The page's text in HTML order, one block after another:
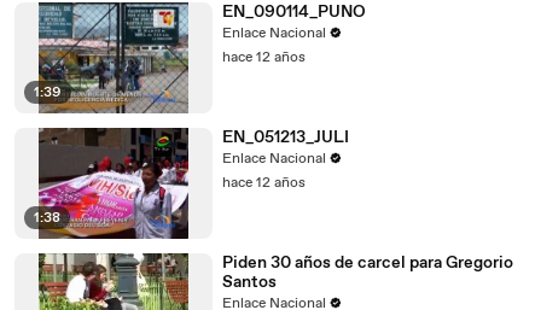
1:39
EN_090114_PUNO
Enlace Nacional
hace 12 años
1:38
EN_051213_JULI
Enlace Nacional
hace 12 años
Piden 30 años de carcel para Gregorio
Santos
Enlace Nacional